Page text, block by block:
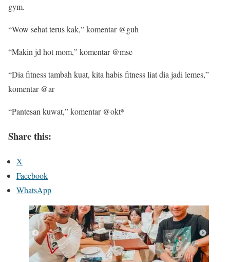
gym.
“Wow sehat terus kak,” komentar @guh
“Makin jd hot mom,” komentar @mse
“Dia fitness tambah kuat, kita habis fitness liat dia jadi lemes,”
komentar @ar
“Pantesan kuwat,” komentar @okt*
Share this:
X
Facebook
WhatsApp